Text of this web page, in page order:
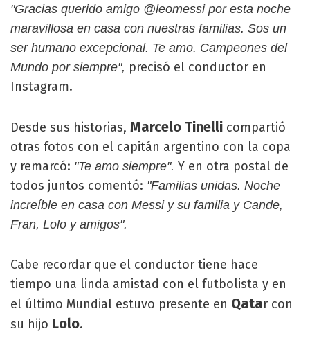
"Gracias querido amigo @leomessi por esta noche
maravillosa en casa con nuestras familias. Sos un
ser humano excepcional. Te amo. Campeones del
Mundo por siempre", precisó el conductor en
Instagram.
Desde sus historias, Marcelo Tinelli compartió
otras fotos con el capitán argentino con la copa
y remarcó: "Te amo siempre". Y en otra postal de
todos juntos comentó: "Familias unidas. Noche
increíble en casa con Messi y su familia y Cande,
Fran, Lolo y amigos".
Cabe recordar que el conductor tiene hace
tiempo una linda amistad con el futbolista y en
el último Mundial estuvo presente en Qatar con
su hijo Lolo.